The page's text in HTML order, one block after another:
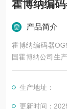
霍博纳编
产品简介
霍博纳编码器OG9DN1024IK35
国霍博纳公司生
和较高的度。以
生产地址：
更新时间：